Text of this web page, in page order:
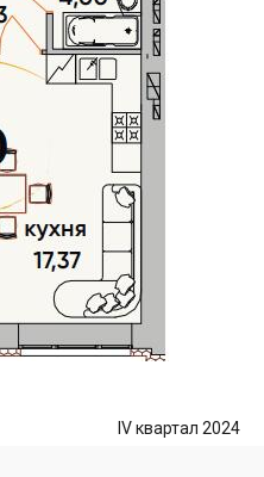
IV квартал 2024